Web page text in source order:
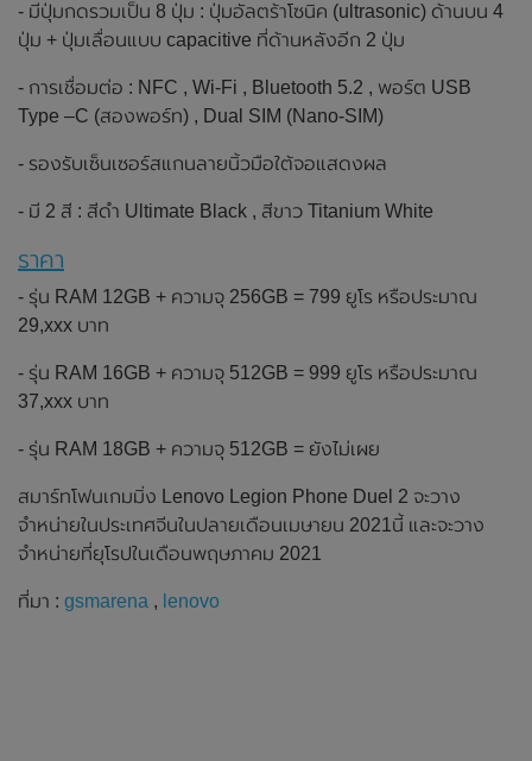
- มีปุ่มกดรวมเป็น 8 ปุ่ม : ปุ่มอัลตร้าโซนิค (ultrasonic) ด้านบน 4
ปุ่ม + ปุ่มเลื่อนแบบ capacitive ที่ด้านหลังอีก 2 ปุ่ม
- การเชื่อมต่อ : NFC , Wi-Fi , Bluetooth 5.2 , พอร์ต USB
Type –C (สองพอร์ท) , Dual SIM (Nano-SIM)
- รองรับเซ็นเซอร์สแกนลายนิ้วมือใต้จอแสดงผล
- มี 2 สี : สีดำ Ultimate Black , สีขาว Titanium White
ราคา
- รุ่น RAM 12GB + ความจุ 256GB = 799 ยูโร หรือประมาณ
29,xxx บาท
- รุ่น RAM 16GB + ความจุ 512GB = 999 ยูโร หรือประมาณ
37,xxx บาท
- รุ่น RAM 18GB + ความจุ 512GB = ยังไม่เผย
สมาร์ทโฟนเกมมิ่ง Lenovo Legion Phone Duel 2 จะวาง
จำหน่ายในประเทศจีนในปลายเดือนเมษายน 2021นี้ และจะวาง
จำหน่ายที่ยุโรปในเดือนพฤษภาคม 2021
ที่มา : gsmarena , lenovo